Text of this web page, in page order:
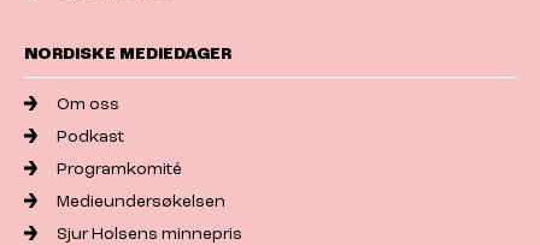
NORDISKE MEDIEDAGER
Om oss
Podkast
Programkomité
Medieundersøkelsen
Sjur Holsens minnepris